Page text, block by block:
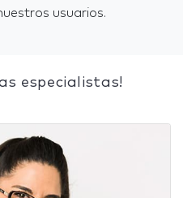
usuarios.
especialistas!